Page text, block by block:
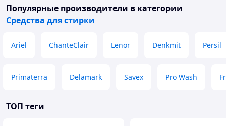
Популярные производители в категории
Средства для стирки
Ariel ChanteClair Lenor Denkmit Persil
Primaterra Delamark Savex Pro Wash
ТОП теги